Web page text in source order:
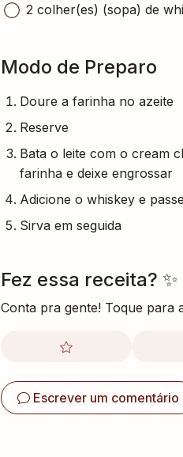
2 colher(es) (sopa) de
Modo de Preparo
Doure a farinha no azeite
Reserve
Bata o leite com o cream
farinha e deixe engrossar
Adicione o whiskey e
Sirva em seguida
Fez essa receita? ✨
Conta pra gente! Toque para
Escrever um comentário